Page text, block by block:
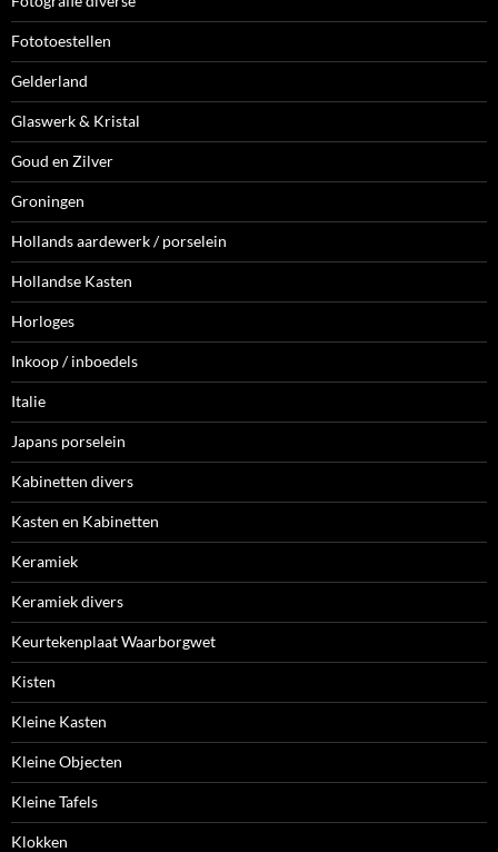
Fototoestellen
Gelderland
Glaswerk & Kristal
Goud en Zilver
Groningen
Hollands aardewerk / porselein
Hollandse Kasten
Horloges
Inkoop / inboedels
Italie
Japans porselein
Kabinetten divers
Kasten en Kabinetten
Keramiek
Keramiek divers
Keurtekenplaat Waarborgwet
Kisten
Kleine Kasten
Kleine Objecten
Kleine Tafels
Klokken